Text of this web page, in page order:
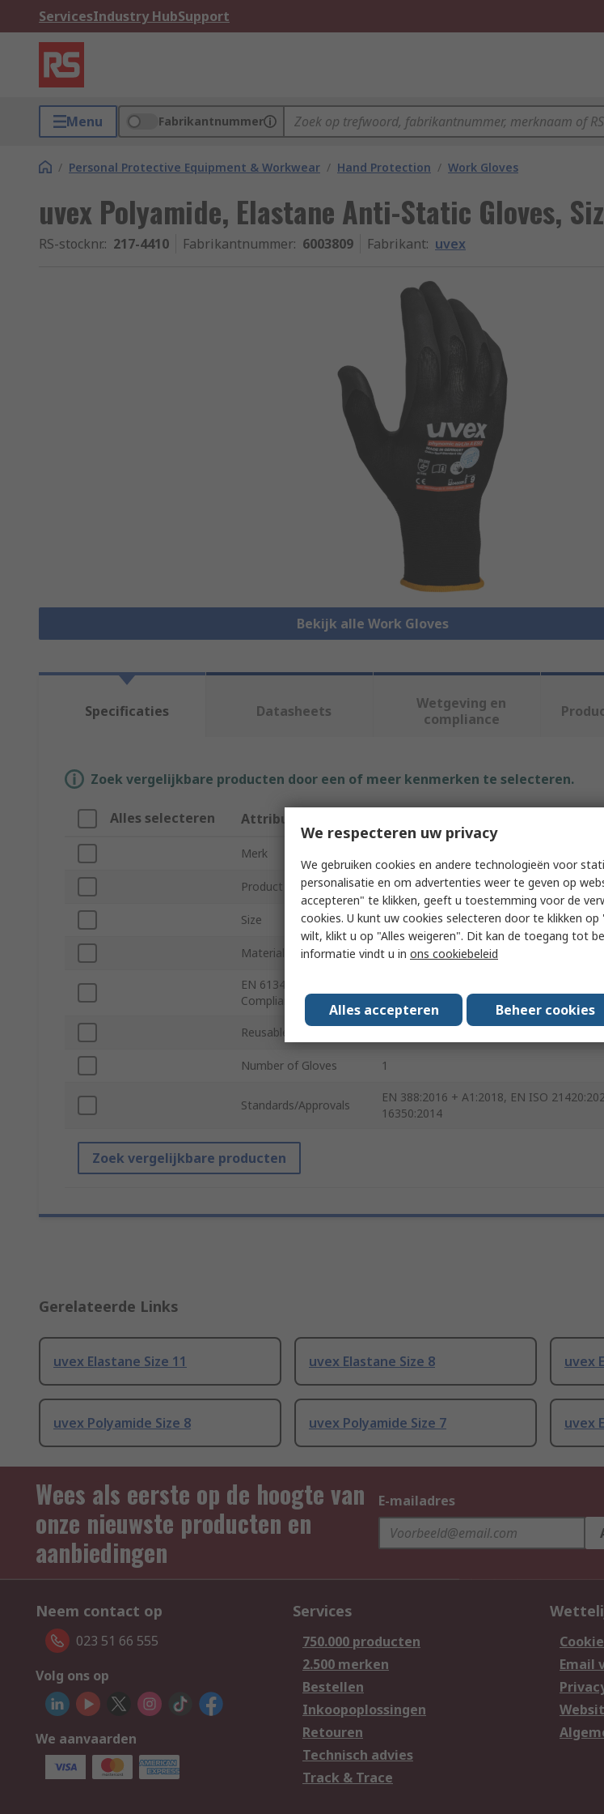
ServicesIndustry HubSupport
Menu Fabrikantnummer
/ Personal Protective Equipment & Workwear / Hand Protection / Work Gloves
uvex Polyamide, Elastane Anti-Static Gloves,
RS-stocknr.: 217-4410 Fabrikantnummer: 6003809 Fabrikant: uvex
Bekijk alle Work Gloves
Specificaties Datasheets
Wetgeving en
compliance
Zoek vergelijkbare producten door een of meer kenmerken te selecteren.
Alles selecteren Attribuut
Merk
Product Type Anti-Static Gloves
Size 9
Material Polyamide, Elastane
EN 61340-5-1
Compliant
No
Reusable/Disposable
Number of Gloves 1
Standards/Approvals
EN 388:2016 + A1:2018, EN ISO
16350:2014
Zoek vergelijkbare producten
Gerelateerde Links
uvex Elastane Size 11 uvex Elastane Size 8 uvex
uvex Polyamide Size 8 uvex Polyamide Size 7 uvex
Wees als eerste op de hoogte van
onze nieuwste producten en
aanbiedingen
E-mailadres
Neem contact op
023 51 66 555
Volg ons op
We aanvaarden
Services
750.000 producten
2.500 merken
Bestellen
Inkoopoplossingen
Retouren
Technisch advies
Track & Trace
Email
We respecteren uw privacy
We gebruiken cookies en andere technologieën voor
personalisatie en om advertenties weer te geven op
accepteren" te klikken, geeft u toestemming voor de
cookies. U kunt uw cookies selecteren door te klikken
wilt, klikt u op "Alles weigeren". Dit kan de toegang tot
informatie vindt u in ons cookiebeleid
Alles accepteren Beheer cookies